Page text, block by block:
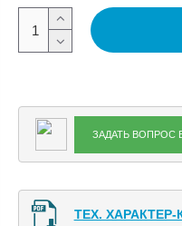
ЗАДАТЬ ВОПРОС В
ТЕХ.